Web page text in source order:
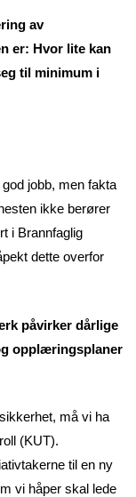
av
er: Hvor lite kan
til minimum i
jobb, men fakta
ikke berører
i Brannfaglig
dette overfor
påvirker dårlige
opplæringsplaner
må vi ha
(KUT).
til en ny
vi håper skal lede